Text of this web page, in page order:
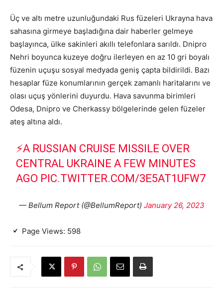
Üç ve altı metre uzunluğundaki Rus füzeleri Ukrayna hava
sahasına girmeye başladığına dair haberler gelmeye
başlayınca, ülke sakinleri akıllı telefonlara sarıldı. Dnipro
Nehri boyunca kuzeye doğru ilerleyen en az 10 gri boyalı
füzenin uçuşu sosyal medyada geniş çapta bildirildi. Bazı
hesaplar füze konumlarının gerçek zamanlı haritalarını ve
olası uçuş yönlerini duyurdu. Hava savunma birimleri
Odesa, Dnipro ve Cherkassy bölgelerinde gelen füzeler
ateş altına aldı.
⚡️A RUSSIAN CRUISE MISSILE OVER
CENTRAL UKRAINE A FEW MINUTES
AGO PIC.TWITTER.COM/3E5AT1UFW7
— Bellum Report (@BellumReport) January 26, 2023
Page Views: 598